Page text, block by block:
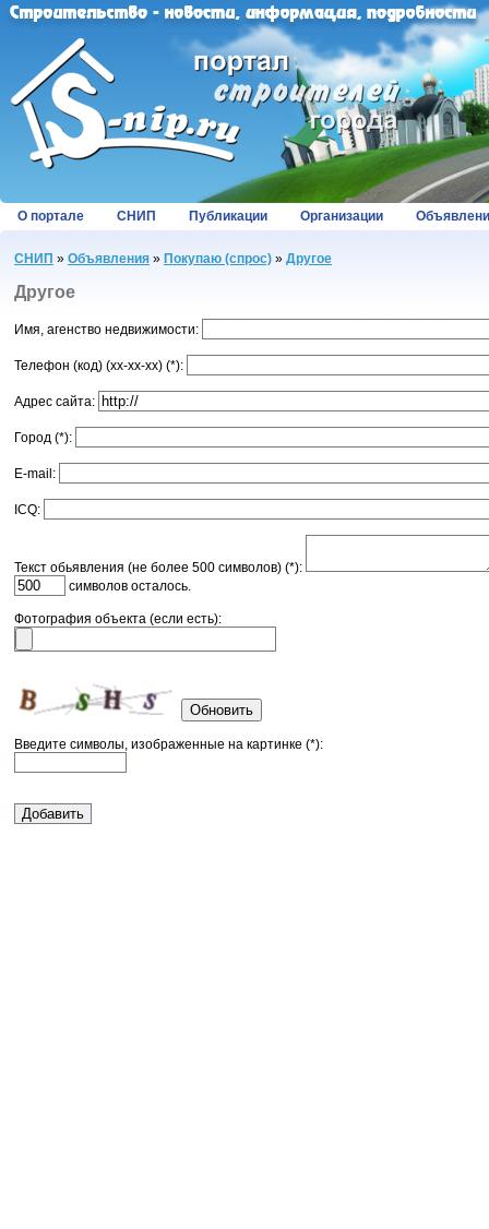
О портале СНИП Публикации Организации
СНИП » Объявления » Покупаю (спрос) » Другое
Другое
Имя, агенство недвижимости:
Телефон (код) (хх-хх-хх) (*):
Адрес сайта:
Город (*):
E-mail:
ICQ:
Текст обьявления (не более 500 символов) (*):
символов осталось.
Фотография объекта (если есть):
Обновить
Введите символы, изображенные на картинке (*):